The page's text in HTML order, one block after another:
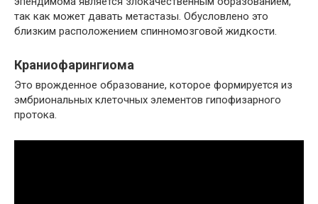
так как может давать метастазы. Обусловлено это
близким расположением спинномозговой жидкости.
Краниофарингиома
Это врожденное образование, которое формируется из
эмбриональных клеточных элементов гипофизарного
протока.